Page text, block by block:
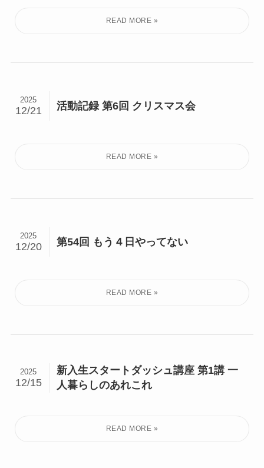
活動記録 第6回 クリスマス会
2025
12/21
第54回 もう４日やってない
2025
12/20
新入生スタートダッシュ講座 第1講 一
人暮らしのあれこれ
2025
12/15